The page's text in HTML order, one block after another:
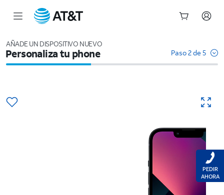
AÑADE UN DISPOSITIVO NUEVO
Personaliza tu phone Paso 2 de 5
PEDIR
AHORA